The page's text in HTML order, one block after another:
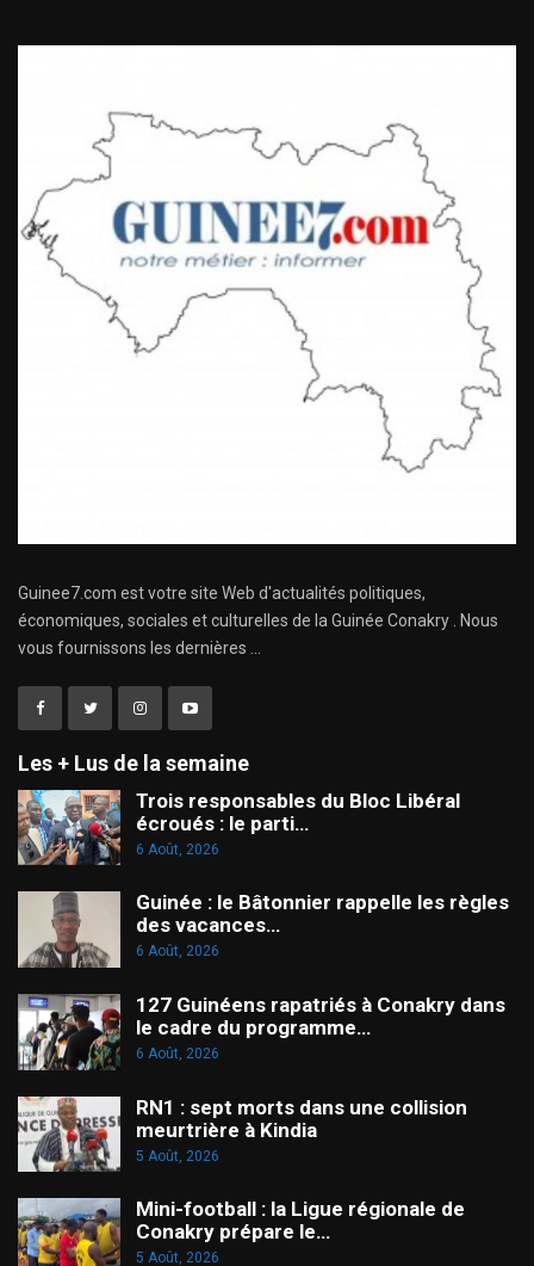
Guinee7.com est votre site Web d'actualités politiques,
économiques, sociales et culturelles de la Guinée Conakry . Nous
vous fournissons les dernières ...
Les + Lus de la semaine
Trois responsables du Bloc Libéral
écroués : le parti…
6 Août, 2026
Guinée : le Bâtonnier rappelle les règles
des vacances…
6 Août, 2026
127 Guinéens rapatriés à Conakry dans
le cadre du programme…
6 Août, 2026
RN1 : sept morts dans une collision
meurtrière à Kindia
5 Août, 2026
Mini-football : la Ligue régionale de
Conakry prépare le…
5 Août, 2026